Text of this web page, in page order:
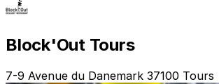
Block'Out Tours
7-9 Avenue du Danemark 37100 Tours